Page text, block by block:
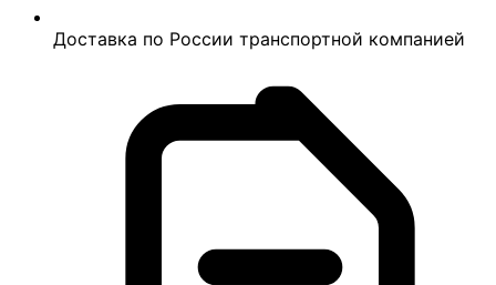
Доставка по России транспортной компанией